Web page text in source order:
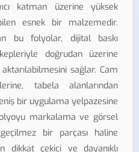
katman üzerine yüksek
esnek bir malzemedir.
bu folyolar, dijital baskı
doğrudan üzerine
sağlar. Cam
tabela alanlarından
bir uygulama yelpazesine
markalama ve görsel
bir parçası haline
dikkat çekici ve dayanıklı